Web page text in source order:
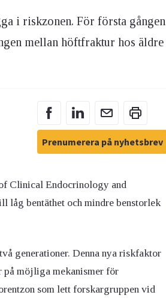
i riskzonen. För första gången
mellan höftfraktur hos äldre
Prenumerera på nyhetsbrev
Clinical Endocrinology and
låg bentäthet och mindre benstorlek
generationer. Denna nya riskfaktor
på möjliga mekanismer för
som lett forskargruppen vid